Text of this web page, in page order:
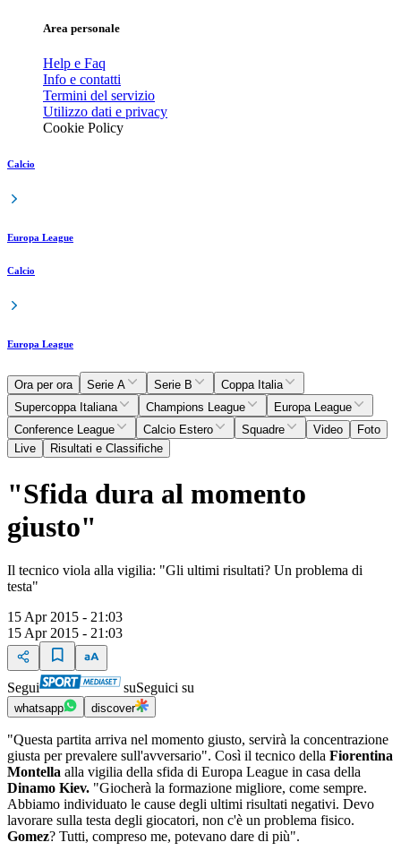
Area personale
Help e Faq
Info e contatti
Termini del servizio
Utilizzo dati e privacy
Cookie Policy
Calcio
Europa League
Calcio
Europa League
Ora per ora Serie A Serie B
Coppa Italia
Supercoppa Italiana
Champions League
Europa League
Conference League
Calcio Estero Squadre Video
Foto
Live
Risultati e Classifiche
"Sfida dura al momento
giusto"
Il tecnico viola alla vigilia: "Gli ultimi risultati? Un problema di
testa"
15 Apr 2015 - 21:03
15 Apr 2015 - 21:03
Segui suSeguici su
whatsapp discover
"Questa partita arriva nel momento giusto, servirà la concentrazione
giusta per prevalere sull'avversario". Così il tecnico della Fiorentina
Montella alla vigilia della sfida di Europa League in casa della
Dinamo Kiev. "Giocherà la formazione migliore, come sempre.
Abbiamo individuato le cause degli ultimi risultati negativi. Devo
lavorare sulla testa degli giocatori, non c'è un problema fisico.
Gomez? Tutti, compreso me, potevano dare di più".